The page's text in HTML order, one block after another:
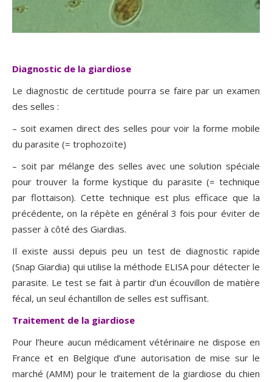
Diagnostic de la giardiose
Le diagnostic de certitude pourra se faire par un examen
des selles :
– soit examen direct des selles pour voir la forme mobile
du parasite (= trophozoïte)
– soit par mélange des selles avec une solution spéciale
pour trouver la forme kystique du parasite (= technique
par flottaison). Cette technique est plus efficace que la
précédente, on la répète en général 3 fois pour éviter de
passer à côté des Giardias.
Il existe aussi depuis peu un test de diagnostic rapide
(Snap Giardia) qui utilise la méthode ELISA pour détecter le
parasite. Le test se fait à partir d’un écouvillon de matière
fécal, un seul échantillon de selles est suffisant.
Traitement de la giardiose
Pour l’heure aucun médicament vétérinaire ne dispose en
France et en Belgique d’une autorisation de mise sur le
marché (AMM) pour le traitement de la giardiose du chien